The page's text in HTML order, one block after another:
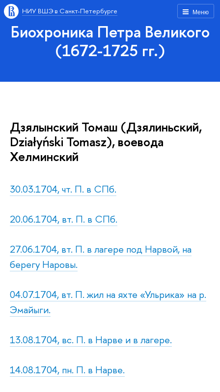
Меню
НИУ ВШЭ в Санкт-Петербурге
Биохроника Петра Великого
(1672-1725 гг.)
Дзялынский Томаш (Дзялиньский,
Działyński Tomasz), воевода
Хелминский
30.03.1704, чт. П. в СПб.
20.06.1704, вт. П. в СПб.
27.06.1704, вт. П. в лагере под Нарвой, на
берегу Наровы.
04.07.1704, вт. П. жил на яхте «Ульрика» на р.
Эмайыги.
13.08.1704, вс. П. в Нарве и в лагере.
14.08.1704, пн. П. в Нарве.